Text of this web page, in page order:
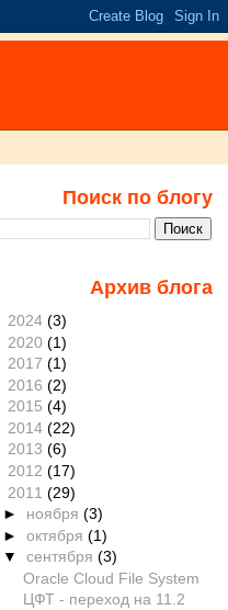
Поиск по блогу
Архив блога
2024 (3)
2020 (1)
2017 (1)
2016 (2)
2015 (4)
2014 (22)
2013 (6)
2012 (17)
2011 (29)
► ноября(3)
►октября(1)
▼сентября(3)
Oracle Cloud File System
ЦФТ - переход на 11.2